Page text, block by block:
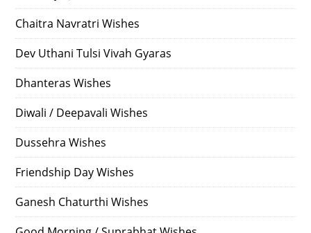
Chaitra Navratri Wishes
Dev Uthani Tulsi Vivah Gyaras
Dhanteras Wishes
Diwali / Deepavali Wishes
Dussehra Wishes
Friendship Day Wishes
Ganesh Chaturthi Wishes